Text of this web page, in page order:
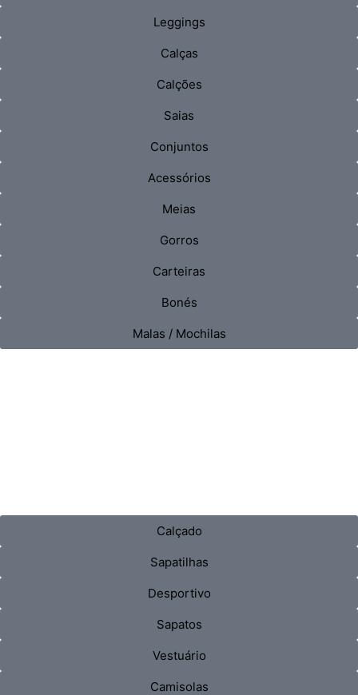
Leggings
Calças
Calções
Saias
Conjuntos
Acessórios
Meias
Gorros
Carteiras
Bonés
Malas / Mochilas
Calçado
Sapatilhas
Desportivo
Sapatos
Vestuário
Camisolas